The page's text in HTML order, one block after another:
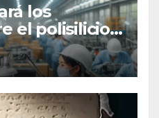
los
el polisilicio,